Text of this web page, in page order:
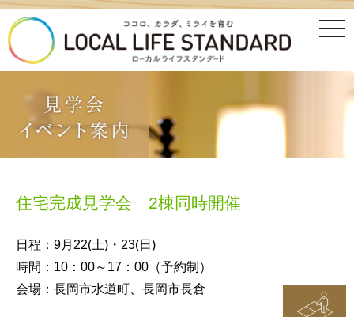
住宅完成見学会 2棟同時開催
日程：9月22(土)・23(日)
時間：10：00～17：00（予約制）
会場：長岡市水道町、長岡市長倉